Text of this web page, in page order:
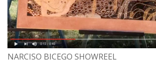
NARCISO BICEGO SHOWREEL